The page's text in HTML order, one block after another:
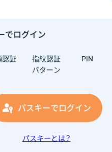
でログイン
認証 指紋認証
PIN
パターン
パスキーでログイン
パスキーとは？